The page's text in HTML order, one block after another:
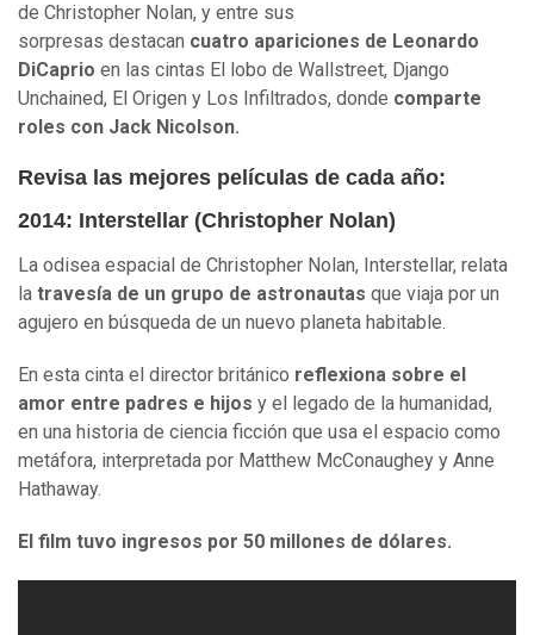
de Christopher Nolan, y entre sus
sorpresas destacan cuatro apariciones de Leonardo
DiCaprio en las cintas El lobo de Wallstreet, Django
Unchained, El Origen y Los Infiltrados, donde comparte
roles con Jack Nicolson.
Revisa las mejores películas de cada año:
2014: Interstellar (Christopher Nolan)
La odisea espacial de Christopher Nolan, Interstellar, relata
la travesía de un grupo de astronautas que viaja por un
agujero en búsqueda de un nuevo planeta habitable.
En esta cinta el director británico reflexiona sobre el
amor entre padres e hijos y el legado de la humanidad,
en una historia de ciencia ficción que usa el espacio como
metáfora, interpretada por Matthew McConaughey y Anne
Hathaway.
El film tuvo ingresos por 50 millones de dólares.